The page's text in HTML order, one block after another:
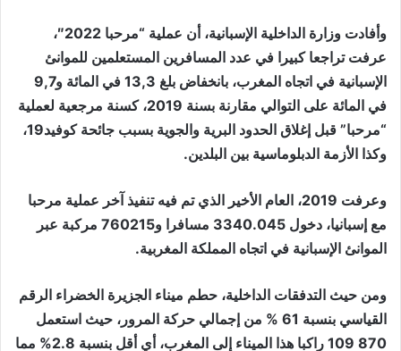
وأفادت وزارة الداخلية الإسبانية، أن عملية “مرحبا 2022″،
عرفت تراجعا كبيرا في عدد المسافرين المستعلمين للموانئ
الإسبانية في اتجاه المغرب، بانخفاض بلغ 13,3 في المائة و9,7
في المائة على التوالي مقارنة بسنة 2019، كسنة مرجعية لعملية
“مرحبا” قبل إغلاق الحدود البرية والجوية بسبب جائحة كوفيد19،
وكذا الأزمة الدبلوماسية بين البلدين.
وعرفت 2019، العام الأخير الذي تم فيه تنفيذ آخر عملية مرحبا
مع إسبانيا، دخول 3340.045 مسافرا و760215 مركبة عبر
الموانئ الإسبانية في اتجاه المملكة المغربية.
ومن حيث التدفقات الداخلية، حطم ميناء الجزيرة الخضراء الرقم
القياسي بنسبة 61 % من إجمالي حركة المرور، حيث استعمل
870 109 راكبا هذا الميناء إلى المغرب، أي أقل بنسبة 2.8% مما